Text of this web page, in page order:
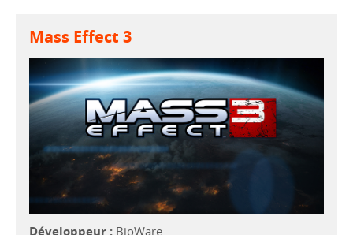
Mass Effect 3
Développeur : BioWare